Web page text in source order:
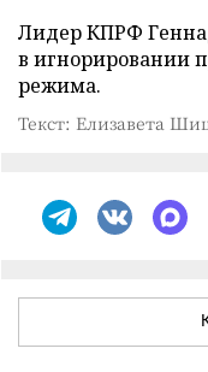
Лидер КПРФ
в игнорировании
режима.
Текст: Елизавета